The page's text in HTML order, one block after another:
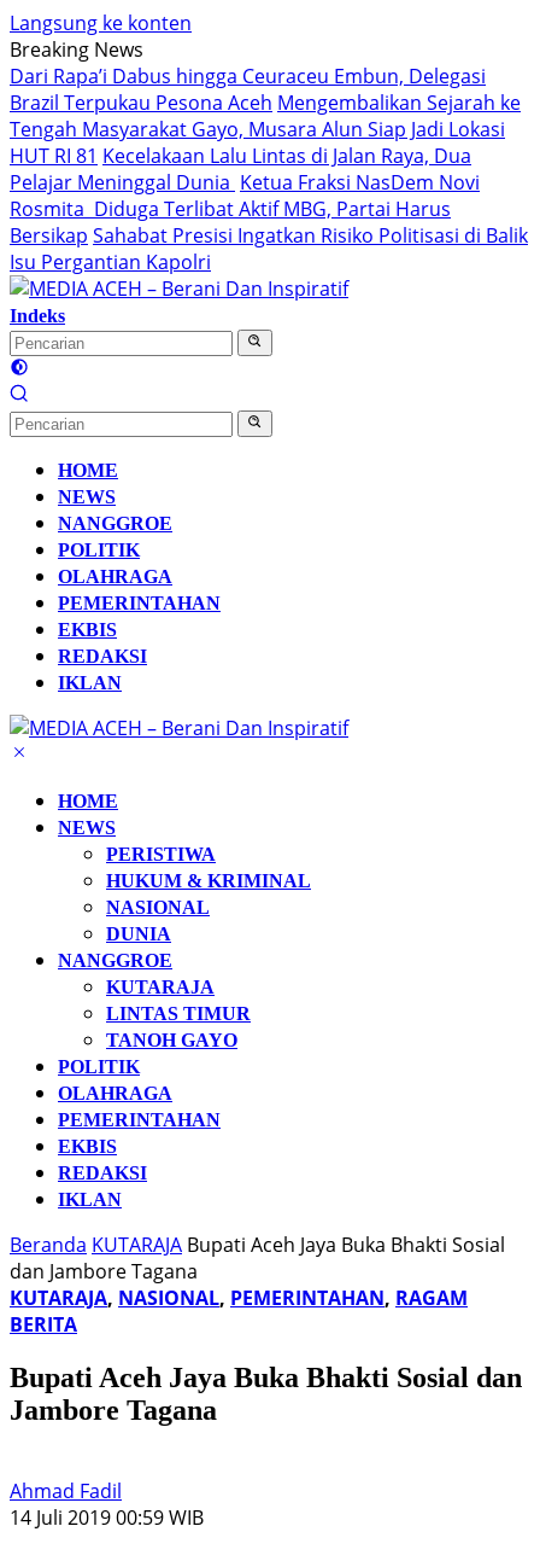
Langsung ke konten
Breaking News
Dari Rapa’i Dabus hingga Ceuraceu Embun, Delegasi
Brazil Terpukau Pesona Aceh Mengembalikan Sejarah ke
Tengah Masyarakat Gayo, Musara Alun Siap Jadi Lokasi
HUT RI 81 Kecelakaan Lalu Lintas di Jalan Raya, Dua
Pelajar Meninggal Dunia Ketua Fraksi NasDem Novi
Rosmita Diduga Terlibat Aktif MBG, Partai Harus
Bersikap Sahabat Presisi Ingatkan Risiko Politisasi di Balik
Isu Pergantian Kapolri
Indeks
HOME
NEWS
NANGGROE
POLITIK
OLAHRAGA
PEMERINTAHAN
EKBIS
REDAKSI
IKLAN
HOME
NEWS
PERISTIWA
HUKUM & KRIMINAL
NASIONAL
DUNIA
NANGGROE
KUTARAJA
LINTAS TIMUR
TANOH GAYO
POLITIK
OLAHRAGA
PEMERINTAHAN
EKBIS
REDAKSI
IKLAN
Beranda KUTARAJA Bupati Aceh Jaya Buka Bhakti Sosial
dan Jambore Tagana
KUTARAJA, NASIONAL, PEMERINTAHAN, RAGAM
BERITA
Bupati Aceh Jaya Buka Bhakti Sosial dan
Jambore Tagana
Ahmad Fadil
14 Juli 2019 00:59 WIB